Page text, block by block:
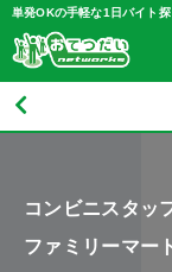
単発OKの手軽な1日バイト探
コンビニスタッ
ファミリーマー